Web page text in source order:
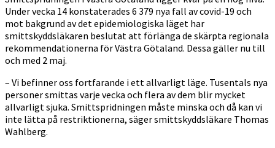
Under vecka 14 konstaterades 6 379 nya fall av covid-19 och
mot bakgrund av det epidemiologiska läget har
smittskyddsläkaren beslutat att förlänga de skärpta regionala
rekommendationerna för Västra Götaland. Dessa gäller nu till
och med 2 maj.
– Vi befinner oss fortfarande i ett allvarligt läge. Tusentals nya
personer smittas varje vecka och flera av dem blir mycket
allvarligt sjuka. Smittspridningen måste minska och då kan vi
inte lätta på restriktionerna, säger smittskyddsläkare Thomas
Wahlberg.